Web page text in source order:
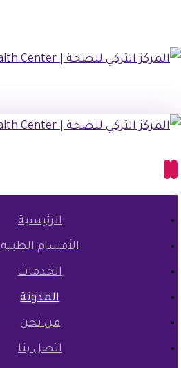
الرئيسية
الأقسام الطبية
الخدمات
المدونة
من نحن
اتصل بنا